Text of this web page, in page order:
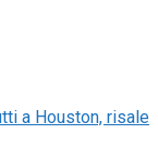
a Houston, risale